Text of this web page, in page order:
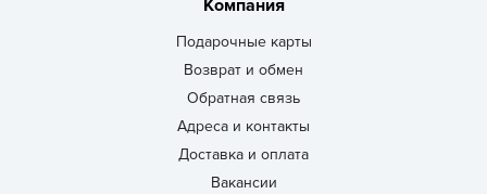
Компания
Подарочные карты
Возврат и обмен
Обратная связь
Адреса и контакты
Доставка и оплата
Вакансии